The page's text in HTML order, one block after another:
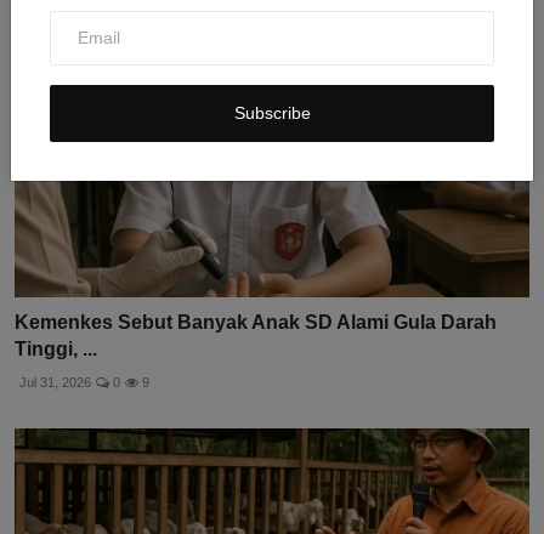
Subscribe
Kemenkes Sebut Banyak Anak SD Alami Gula Darah
Tinggi, ...
Jul 31, 2026 0 9